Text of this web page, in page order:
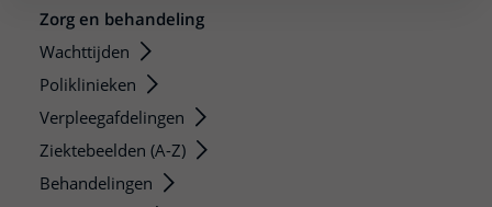
Zorg en behandeling
Wachttijden
Poliklinieken
Verpleegafdelingen
Ziektebeelden (A-Z)
Behandelingen